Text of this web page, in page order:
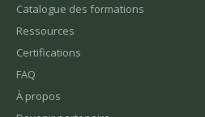
Catalogue des formations
Ressources
Certifications
FAQ
À propos